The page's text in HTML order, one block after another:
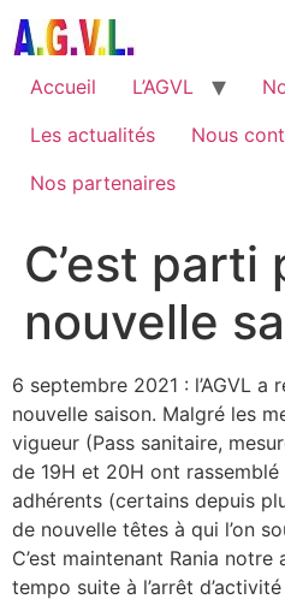
Aller
au
Accueil L’AGVL
Les actualités
Nous
Nos partenaires
C’est parti
nouvelle
6 septembre 2021 : l’AGVL
nouvelle saison. Malgré les
vigueur (Pass sanitaire,
de 19H et 20H ont
adhérents (certains depuis
de nouvelle têtes à qui l’on
C’est maintenant Rania
tempo suite à l’arrêt d’activité